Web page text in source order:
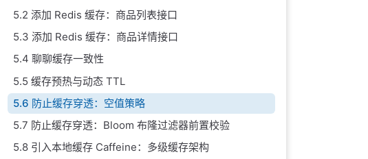
5.2 添加 Redis 缓存：商品列表接口
5.3 添加 Redis 缓存：商品详情接口
5.4 聊聊缓存一致性
5.5 缓存预热与动态 TTL
5.6 防止缓存穿透：空值策略
5.7 防止缓存穿透：Bloom 布隆过滤器前置校验
5.8 引入本地缓存 Caffeine：多级缓存架构